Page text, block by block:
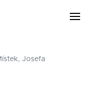
Josefa